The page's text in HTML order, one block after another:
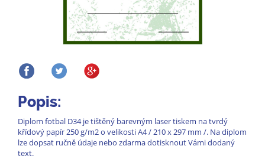
Popis:
Diplom fotbal D34 je tištěný barevným laser tiskem na tvrdý
křídový papír 250 g/m2 o velikosti A4 / 210 x 297 mm /. Na diplom
lze dopsat ručně údaje nebo zdarma dotisknout Vámi dodaný
text.